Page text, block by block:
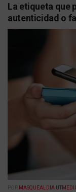
La etiqueta que
autenticidad o
POR MASQUEALDIA